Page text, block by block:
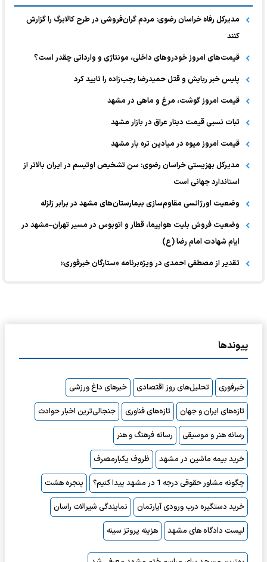
مدیرکل رفاه خراسان رضوی: مردم گران‌فروشی در طرح کالابرگ را گزارش
کنند
قیمت‌های امروز خودرو‌های داخلی، مونتاژی و وارداتی چقدر است؟
پلیس خبر ربایش و قتل حمیدرضا رجب‌زاده را تایید کرد
قیمت امروز گوشت، مرغ و ماهی در مشهد
ثبات نسبی قیمت دینار عراق در بازار مشهد
قیمت امروز میوه در میادین تره بار مشهد
مدیرکل بهزیستی خراسان رضوی: سن تشخیص اوتیسم در ایران بالاتر از
استاندارد جهانی است
وضعیت اورژانسی مقاوم‌سازی بیمارستان‌های مشهد در برابر زلزله
وضعیت فروش بلیت هواپیما، قطار و اتوبوس در مسیر تهران–مشهد در
ایام شهادت امام رضا (ع)
تقدیر از مصطفی احمدی در ویژه‌برنامه «ستارگان خبرفوری»
پیوندها
خبرفوری تحلیل‌های روز اقتصادی
خبرهای داغ ورزشی
تازه‌های ایران و جهان
تازه‌های فناوری
جنجالی‌ترین اخبار حوادث
رسانه هنر و موسیقی
رسانه فرهنگ و هنر
خرید بیمه ماشین در مشهد
ظروف یکبارمصرف
چگونه مشاور حقوقی درجه 1 در مشهد پیدا کنیم؟
پنجره هشت
خرید دستگیره درب ورودی آپارتمان
نمایندگی شیرالات راسان
لیست دادگاه های مشهد
هزینه پروتز سینه